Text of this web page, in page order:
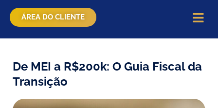
ÁREA DO CLIENTE
De MEI a R$200k: O Guia Fiscal da
Transição